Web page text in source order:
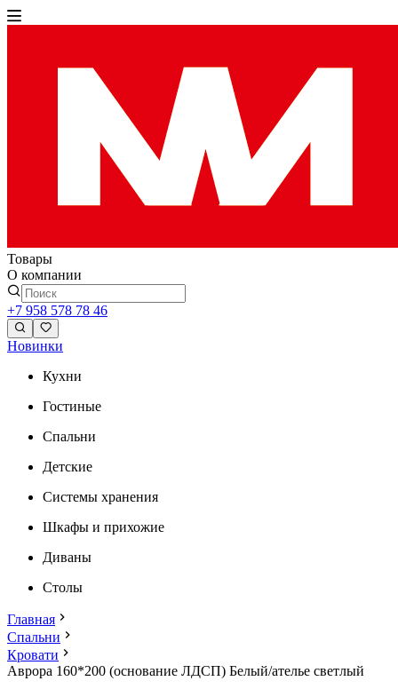
Товары
О компании
+7 958 578 78 46
Новинки
Кухни
Гостиные
Спальни
Детские
Системы хранения
Шкафы и прихожие
Диваны
Столы
Главная
Спальни
Кровати
Аврора 160*200 (основание ЛДСП) Белый/ателье светлый